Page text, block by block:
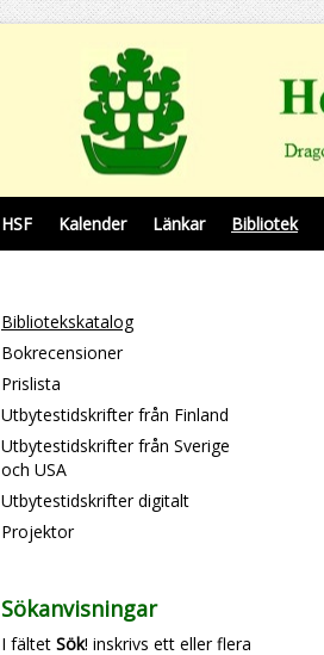
HSF Kalender Länkar Bibliotek
Bibliotekskatalog
Bokrecensioner
Prislista
Utbytestidskrifter från Finland
Utbytestidskrifter från Sverige
och USA
Utbytestidskrifter digitalt
Projektor
Sökanvisningar
I fältet Sök! inskrivs ett eller flera